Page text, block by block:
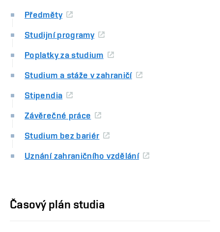
Předměty
Studijní programy
Poplatky za studium
Studium a stáže v zahraničí
Stipendia
Závěrečné práce
Studium bez bariér
Uznání zahraničního vzdělání
Časový plán studia